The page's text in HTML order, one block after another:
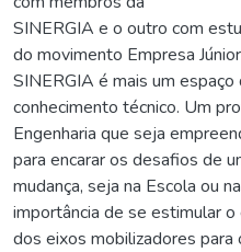
SINERGIA e o outro com
do movimento Empresa
SINERGIA é mais um
conhecimento técnico. Um
Engenharia que seja
para encarar os desafios de
mudança, seja na Escola ou
importância de se estimular
dos eixos mobilizadores para